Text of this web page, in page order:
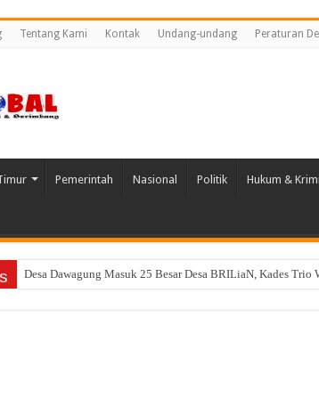
Tentang Kami Kontak Undang-undang Peraturan
Pemerintah Nasional Politik Hukum &
Desa Dawagung Masuk 25 Besar Desa BRILiaN, Kades
Warga Resah, Kandang dan Pemotongan Ayam di Desa